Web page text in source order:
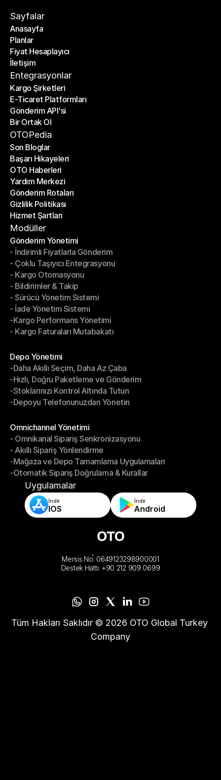
Sayfalar
Anasayfa
Anasayfa
Planlar
Planlar
Fiyat Hesaplayıcı
Fiyat Hesaplayıcı
İletişim
İletişim
Entegrasyonlar
Kargo Şirketleri
Kargo Şirketleri
E-Ticaret Platformları
E-Ticaret Platformları
Gönderim API'si
Gönderim API'si
Bir Ortak Ol
Bir Ortak Ol
OTOPedia
Son Bloglar
Son Bloglar
Başarı Hikayeleri
Başarı Hikayeleri
OTO Haberleri
OTO Haberleri
Yardım Merkezi
Yardım Merkezi
Gönderim Rotaları
Gönderim Rotaları
Gizlilik Politikası
Gizlilik Politikası
Hizmet Şartları
Hizmet Şartları
Modüller
Gönderim Yönetimi
Gönderim Yönetimi
- İndirimli Fiyatlarla Gönderim
- İndirimli Fiyatlarla Gönderim
- Çoklu Taşıyıcı Entegrasyonu
- Çoklu Taşıyıcı Entegrasyonu
- Kargo Otomasyonu
- Kargo Otomasyonu
- Bildirimler & Takip
- Bildirimler & Takip
- Sürücü Yönetim Sistemi
- Sürücü Yönetim Sistemi
- İade Yönetim Sistemi
- İade Yönetim Sistemi
-Kargo Performans Yönetimi
-Kargo Performans Yönetimi
- Kargo Faturaları Mutabakatı
Depo Yönetimi
Depo Yönetimi
-Daha Akıllı Seçim, Daha Az Çaba
-Daha Akıllı Seçim, Daha Az Çaba
-Hızlı, Doğru Paketleme ve Gönderim
-Hızlı, Doğru Paketleme ve Gönderim
-Stoklarınızı Kontrol Altında Tutun
-Stoklarınızı Kontrol Altında Tutun
-Depoyu Telefonunuzdan Yönetin
Omnichannel Yönetimi
Omnichannel Yönetimi
- Omnikanal Sipariş Senkronizasyonu
- Omnikanal Sipariş Senkronizasyonu
- Akıllı Sipariş Yönlendirme
- Akıllı Sipariş Yönlendirme
-Mağaza ve Depo Tamamlama Uygulamaları
-Mağaza ve Depo Tamamlama Uygulamaları
-Otomatik Sipariş Doğrulama & Kurallar
-Otomatik Sipariş Doğrulama & Kurallar
Uygulamalar
İndir
IOS
İndir
Android
Mersis No: 0649123298900001
Destek Hattı: +90 212 909 0699
Tüm Hakları Saklıdır © 2026 OTO Global Turkey
Company